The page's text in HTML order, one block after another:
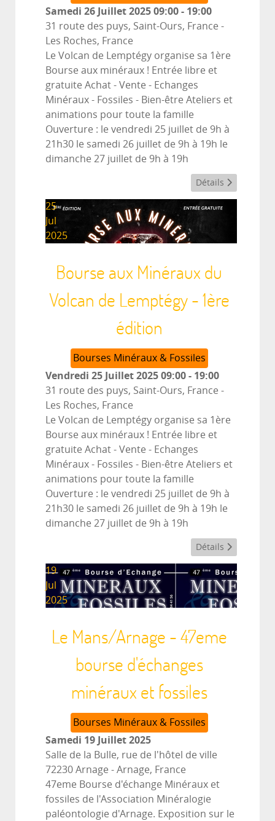
Samedi 26 Juillet 202509:00- 19:00
31 route des puys, Saint-Ours, France -
Les Roches, France
Le Volcan de Lemptégy organise sa 1ère
Bourse aux minéraux ! Entrée libre et
gratuite Achat - Vente - Echanges
Minéraux - Fossiles - Bien-être Ateliers et
animations pour toute la famille
Ouverture : le vendredi 25 juillet de 9h à
21h30 le samedi 26 juillet de 9h à 19h le
dimanche 27 juillet de 9h à 19h
Détails
25
Jul
2025
Bourse aux Minéraux du
Volcan de Lemptégy - 1ère
édition
Bourses Minéraux & Fossiles
Vendredi 25 Juillet 202509:00- 19:00
31 route des puys, Saint-Ours, France -
Les Roches, France
Le Volcan de Lemptégy organise sa 1ère
Bourse aux minéraux ! Entrée libre et
gratuite Achat - Vente - Echanges
Minéraux - Fossiles - Bien-être Ateliers et
animations pour toute la famille
Ouverture : le vendredi 25 juillet de 9h à
21h30 le samedi 26 juillet de 9h à 19h le
dimanche 27 juillet de 9h à 19h
Détails
19
Jul
2025
Le Mans/Arnage - 47eme
bourse d'échanges
minéraux et fossiles
Bourses Minéraux & Fossiles
Samedi 19 Juillet 2025
Salle de la Bulle, rue de l'hôtel de ville
72230 Arnage - Arnage, France
47eme Bourse d'échange Minéraux et
fossiles de l'Association Minéralogie
paléontologie d'Arnage. Exposition sur le